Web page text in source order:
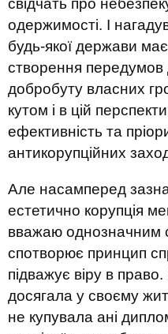
свідчать про
одержимості. І
будь-якої держави
створення передумов
добробуту власних
кутом і в цій
ефективність та
антикорупційних
Але насамперед
естетично корупція
вважаю однозначним
спотворює принцип
підважує віру в
досягала у своєму
не купувала ані